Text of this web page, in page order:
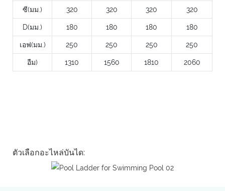
ซี(มม.) 320 320 320 320
D(มม.) 180 180 180 180
เอฟ(มม.) 250 250 250 250
อืม) 1310 1560 1810 2060
ตัวเลือกอะไหล่บันได: